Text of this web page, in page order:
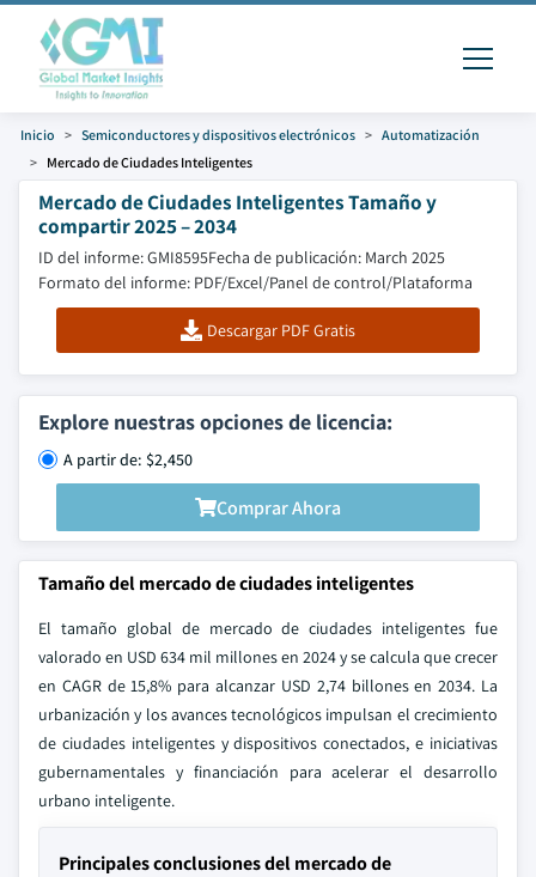
Inicio Semiconductores y dispositivos electrónicos
Automatización
Mercado de Ciudades Inteligentes
Mercado de Ciudades Inteligentes Tamaño y
compartir 2025 – 2034
ID del informe: GMI8595Fecha de publicación: March 2025
Formato del informe: PDF/Excel/Panel de control/Plataforma
Descargar PDF Gratis
Explore nuestras opciones de licencia:
A partir de: $2,450
Comprar Ahora
Tamaño del mercado de ciudades inteligentes
El tamaño global de mercado de ciudades inteligentes fue
valorado en USD 634 mil millones en 2024 y se calcula que crecer
en CAGR de 15,8% para alcanzar USD 2,74 billones en 2034. La
urbanización y los avances tecnológicos impulsan el crecimiento
de ciudades inteligentes y dispositivos conectados, e iniciativas
gubernamentales y financiación para acelerar el desarrollo
urbano inteligente.
Principales conclusiones del mercado de